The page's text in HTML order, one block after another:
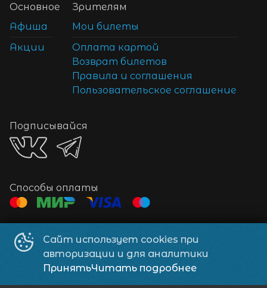
Сайт использует cookies при
авторизации и для аналитики
ПринятьЧитать подробнее
Основное
Афиша
Акции
Зрителям
Мои билеты
Оплата картой
Возврат билетов
Правила и соглашения
Пользовательское соглашение
Подписывайся
Способы оплаты
Контакты
Телефон
+7 902 824-31-71
Электронная почта 89_oleg_89@inbox.ru